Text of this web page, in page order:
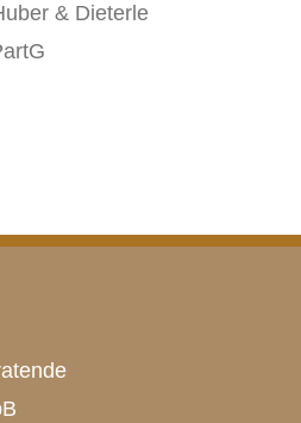
& Dieterle